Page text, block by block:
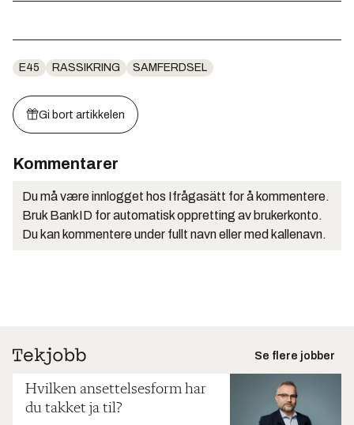
E45 RASSIKRING SAMFERDSEL
Gi bort artikkelen
Kommentarer
Du må være innlogget hos Ifrågasätt for å kommentere.
Bruk BankID for automatisk oppretting av brukerkonto.
Du kan kommentere under fullt navn eller med kallenavn.
Se flere jobber
Hvilken ansettelsesform har
du takket ja til?